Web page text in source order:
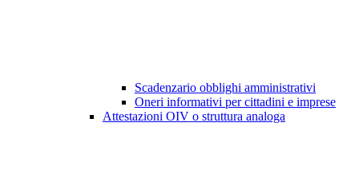
Scadenzario obblighi amministrativi
Oneri informativi per cittadini e imprese
Attestazioni OIV o struttura analoga